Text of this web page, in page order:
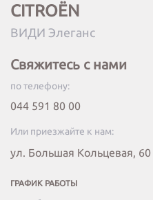
CITROËN
ВИДИ Элеганс
Свяжитесь с нами
по телефону:
044 591 80 00
Или приезжайте к нам:
ул. Большая Кольцевая, 60
ГРАФИК РАБОТЫ